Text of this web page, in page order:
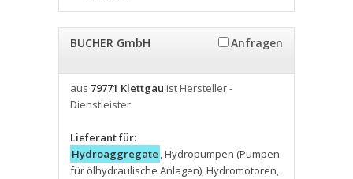
BUCHER GmbH Anfragen
aus 79771 Klettgau ist Hersteller -
Dienstleister
Lieferant für:
Hydroaggregate ,Hydropumpen (Pumpen
für ölhydraulische Anlagen),Hydromotoren,